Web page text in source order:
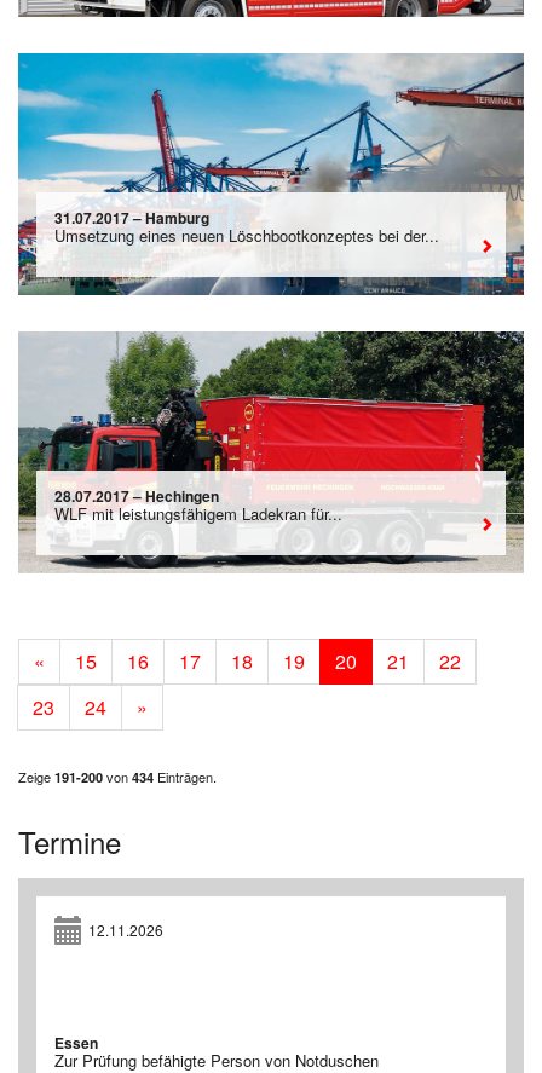
31.07.2017 – Hamburg
Umsetzung eines neuen Löschbootkonzeptes bei der...
28.07.2017 – Hechingen
WLF mit leistungsfähigem Ladekran für...
« 15 16 17 18 19 20 21
22
23
24 »
Zeige 191-200 von 434 Einträgen.
Termine
12.11.2026
Essen
Zur Prüfung befähigte Person von Notduschen